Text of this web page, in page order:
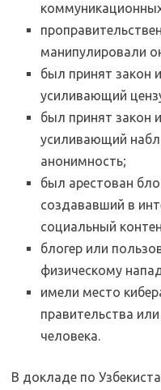
манипулировали
был принят закон
усиливающий
был принят закон
усиливающий
анонимность;
был арестован
создававший в
социальный
блогер или
физическому
имели место
правительства
человека.
В докладе по